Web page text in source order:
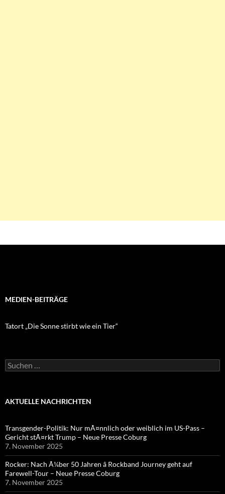
MEDIEN-BEITRÄGE
Tatort „Die Sonne stirbt wie ein Tier“
Suchen
nach:
AKTUELLE NACHRICHTEN
Transgender-Politik: Nur mÃ¤nnlich oder weiblich im US-Pass –
Gericht stÃ¤rkt Trump – Neue Presse Coburg
7. November 2025
Rocker: Nach Ã¼ber 50 Jahren â Rockband Journey geht auf
Farewell-Tour – Neue Presse Coburg
7. November 2025